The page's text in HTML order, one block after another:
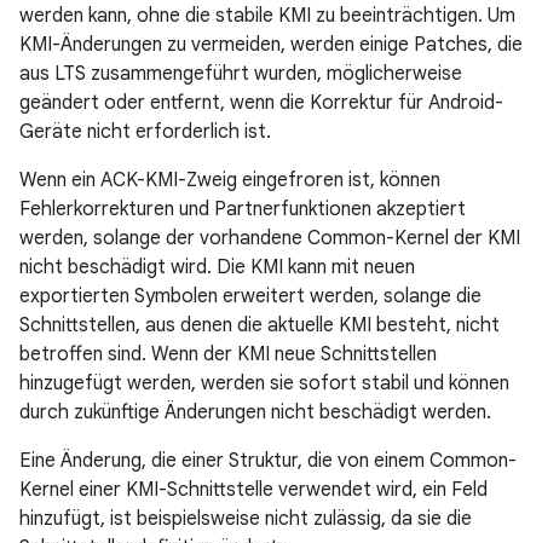
werden kann, ohne die stabile KMI zu beeinträchtigen. Um
KMI-Änderungen zu vermeiden, werden einige Patches, die
aus LTS zusammengeführt wurden, möglicherweise
geändert oder entfernt, wenn die Korrektur für Android-
Geräte nicht erforderlich ist.
Wenn ein ACK-KMI-Zweig eingefroren ist, können
Fehlerkorrekturen und Partnerfunktionen akzeptiert
werden, solange der vorhandene Common-Kernel der KMI
nicht beschädigt wird. Die KMI kann mit neuen
exportierten Symbolen erweitert werden, solange die
Schnittstellen, aus denen die aktuelle KMI besteht, nicht
betroffen sind. Wenn der KMI neue Schnittstellen
hinzugefügt werden, werden sie sofort stabil und können
durch zukünftige Änderungen nicht beschädigt werden.
Eine Änderung, die einer Struktur, die von einem Common-
Kernel einer KMI-Schnittstelle verwendet wird, ein Feld
hinzufügt, ist beispielsweise nicht zulässig, da sie die